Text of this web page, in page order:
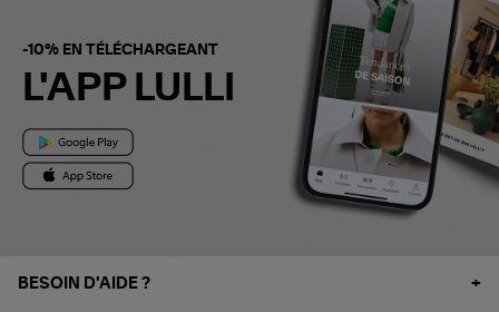
-10% EN TÉLÉCHARGEANT
L'APP LULLI
BESOIN D'AIDE ?